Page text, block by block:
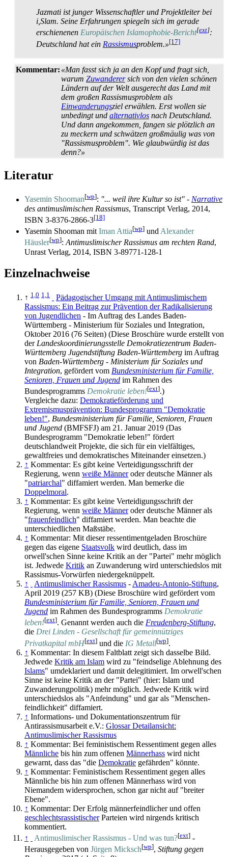
Jazmati ist junger Wissenschaftler und Projektleiter bei
i,Slam. Seine Erfahrungen spiegeln sich im gerade
erschienenen Europäischen Islamophobie-Bericht[ext]:
Deutschland hat ein Rassismus­problem.»[17]
Kommentar: «Man fasst sich ja an den Kopf und fragt sich,
warum Zuwanderersich von den vielen schönen
Ländern auf der Welt ausgerecht das Land mit
dem großen Rassismus­problem als
Einwanderungs­ziel erwählen. Erst wollen sie
unbedingt und alternativlos nach Deutschland.
Und dann angekommen, fangen sie plötzlich an
zu meckern und schwätzen großmäulig was von
"Rassismus­problem". Wie glaubwürdig ist das
denn?»
Literatur
Yasemin Shooman[wp]: "... weil ihre Kultur so ist" - Narrative
des antimuslimischen Rassismus, Transcript Verlag, 2014,
ISBN 3-8376-2866-3[18]
Yasemin Shooman mit Iman Attia[wp] und Alexander
Häusler[wp]:Antimuslimischer Rassismus am rechten Rand,
Unrast Verlag, 2014, ISBN 3-89771-128-1
Einzelnachweise
↑ 1,0 1,1
Pädagogischer Umgang mit Antimuslimischem
Rassismus: Ein Beitrag zur Prävention der Radikalisierung
von Jugendlichen - Im Auftrag des Landes Baden-
Württemberg - Ministerium für Soziales und Integration,
Oktober 2016 (76 Seiten) (Diese Broschüre wurde erstellt von
der Landes­koordinierungs­stelle Demokratie­zentrum Baden-
Württemberg Jugend­stiftung Baden-Württemberg im Auftrag
von Baden-Württemberg - Ministerium für Soziales und
Integration, gefördert vom Bundesministerium für Familie,
Senioren, Frauen und Jugend im Rahmen des
Bundesprogramms Demokratie leben![ext].)
Vergleiche dazu: Demokratieförderung und
Extremismusprävention: Bundesprogramm "Demokratie
leben!", Bundesministerium für Familie, Senioren, Frauen
und Jugend (BMFSFJ) am 21. Januar 2019 (Das
Bundesprogramm "Demokratie leben!" fördert
deutschlandweit Projekte, die sich für ein vielfältiges,
gewaltfreies und demokratisches Miteinander einsetzen.)
↑ Kommentar: Es gibt keine Verteidigungsschrift der
Regierung, wenn weiße Männeroder deutsche Männer als
"patriarchal" diffamiert werden. Man bemerke die
Doppelmoral.
↑ Kommentar: Es gibt keine Verteidigungsschrift der
Regierung, wenn weiße Männeroder deutsche Männer als
"frauen­feindlich" diffamiert werden. Man beachte die
unterschiedlichen Maßstäbe.
↑ Kommentar: Mit dieser ressentiment­geladen Broschüre
gegen das eigene Staatsvolk wird deutlich, dass im
orwell'schen Sinne keine Kritik an der "Partei" mehr möglich
ist. Jedwede Kritik an Zuwanderung wird unterschiedslos mit
Rassismus-Vorwürfen niedergeknüppelt.
↑
Antimuslimischer Rassismus - Amadeu-Antonio-Stiftung,
April 2019 (257 KB) (Diese Broschüre wird gefördert vom
Bundesministerium für Familie, Senioren, Frauen und
Jugend im Rahmen des Bundesprogramms Demokratie
leben![ext]. Genannt werden auch die Freudenberg-Stiftung,
die Drei Linden - Gesellschaft für gemeinnütziges
Privatkapital mbH[ext] und die IG Metall[wp].
↑ Kommentar: In diesem Faltblatt zeigt sich dasselbe Bild.
Jedwede Kritik am Islam wird zu "feindselige Ablehnung des
Islams" umdeklariert und damit delegitimiert. Im orwell'schen
Sinne ist keine Kritik an der "Partei" (hier: Islam und
Zuwanderung­politik) mehr möglich. Jedwede Kritik wird
unterschiedslos als "Anfeindung" und gar als "Menschen­
feindlichkeit" diffamiert.
↑ Informations- und Dokumentationszentrum für
Antirassismusarbeit e.V.: Glossar Detailansicht:
Antimuslimischer Rassismus
↑ Kommentar: Bei feministischem Ressentiment gegen alles
Männliche bis hin zum offenen Männerhass wird nicht
gewarnt, dass das "die Demokratie gefährden" könnte.
↑ Kommentar: Feministischem Ressentiment gegen alles
Männliche bis hin zum offenen Männerhass wird von
Niemandem widersprochen, schon gar nicht auf "breiter
Ebene".
↑ Kommentar: Der Erfolg männerfeindlicher und offen
geschlechts­rassistischerParteien wird nirgends kritisch
kommentiert.
↑
Antimuslimischer Rassismus - Und was tun?[ext] -
Herausgegeben von Jürgen Micksch[wp], Stiftung gegen